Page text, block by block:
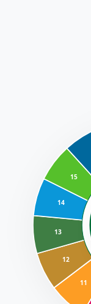
11
12
13
14
15